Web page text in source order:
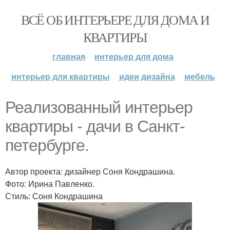
ВСЁ ОБ ИНТЕРЬЕРЕ ДЛЯ ДОМА И
КВАРТИРЫ
главная
интерьер для дома
интерьер для квартиры
идеи дизайна мебель
Реализованный интерьер
квартиры - дачи в Санкт-
петербурге.
Автор проекта: дизайнер Соня Кондрашина.
Фото: Ирина Павленко.
Стиль: Соня Кондрашина